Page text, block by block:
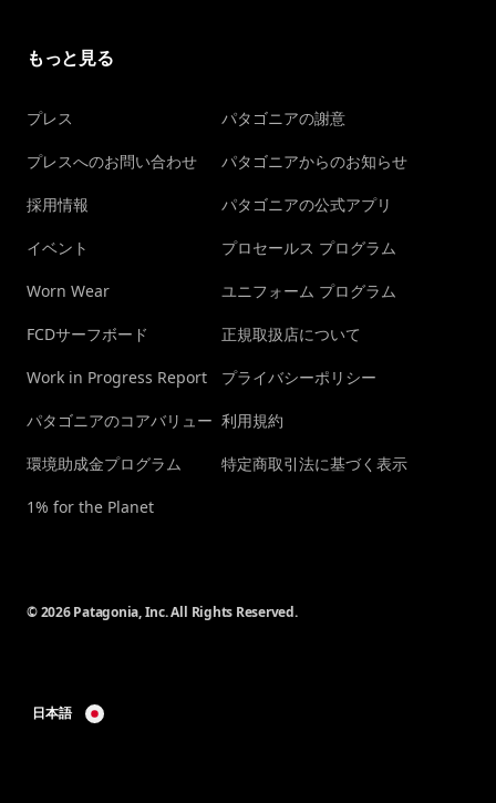
もっと見る
プレス
プレスへのお問い合わせ
採用情報
イベント
Worn Wear
FCDサーフボード
Work in Progress Report
パタゴニアのコアバリュー
環境助成金プログラム
1% for the Planet
パタゴニアの謝意
パタゴニアからのお知らせ
パタゴニアの公式アプリ
プロセールス プログラム
ユニフォーム プログラム
正規取扱店について
プライバシーポリシー
利用規約
特定商取引法に基づく表示
© 2026 Patagonia, Inc. All Rights Reserved.
日本語